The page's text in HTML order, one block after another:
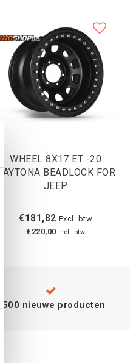
WHEEL 8X17 ET -20
DAYTONA BEADLOCK FOR
JEEP
€181,82 Excl. btw
€220,00 Incl. btw
+500 nieuwe producten